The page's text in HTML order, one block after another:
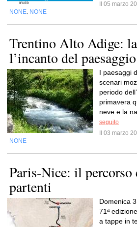
Il 05 marzo
NONE NONE
Trentino Alto Adige:
l’incanto del paesaggio
I paesaggi
scenari
periodo
primavera
neve e la
seguito
Il 03 marzo
NONE
Paris-Nice: il percorso
partenti
Domenica
71ª
a tappe in